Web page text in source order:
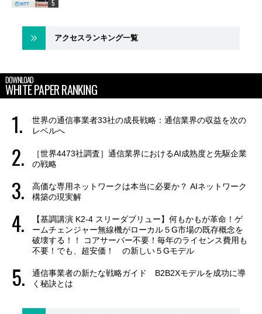
アクセスランキング一覧
DOWNLOAD
WHITE PAPER RANKING
世界の通信事業者33社の成長戦略：通信業界の収益を次の
レベルへ
［世界4473社調査］通信業界におけるAI成熟度と先駆企業
の戦略
高価な専用ネットワークは本当に必要か？ AIネットワーク
構築の現実解
【基調講演 K2-4 スリーダブリュー】何もかもが革命！ゲ
ームチェンジャー無線機がローカル５G市場の既存概念を
破壊する！！ コアサーバー不要！毎年のライセンス費用も
不要！でも、超安価！ の新しい５Gモデル
通信事業者の新たな戦略ガイド B2B2Xモデルを成功に導
く秘訣とは